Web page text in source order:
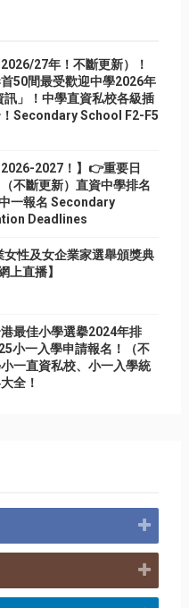
27年！不斷更新）！
50間最受歡迎中學2026年
」！中學直資私校各級插
Secondary School F2-F5
2026-2027！】👉重要日
不斷更新）直資中學排名
一報名 Secondary
Deadlines
女性及女企業家選舉頒獎典
上直播】
港最佳小學選擧2024年排
小一入學申請報名！（不
一直資私校、小一入學統
全！